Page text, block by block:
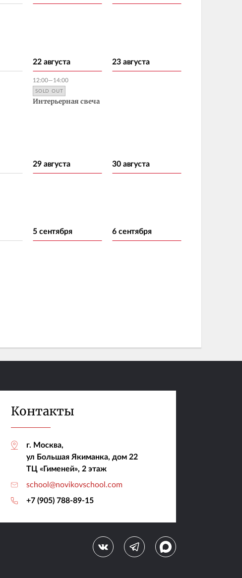
22 августа
12:00—14:00
SOLD OUT
Интерьерная свеча
23 августа
29 августа 30 августа
5 сентября 6 сентября
Контакты
г. Москва,
ул Большая Якиманка, дом 22
ТЦ «Гименей», 2 этаж
school@novikovschool.com
+7 (905) 788-89-15